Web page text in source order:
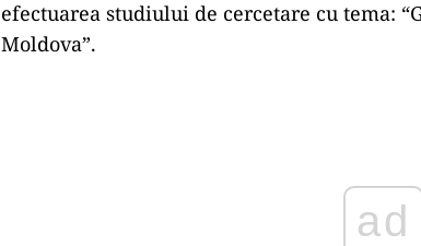
efectuarea studiului de cercetare cu tema:
Moldova”.
ad